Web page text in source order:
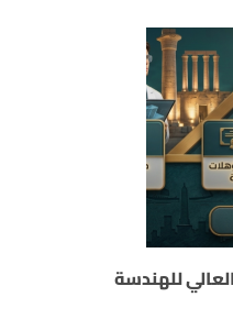
للهندسة